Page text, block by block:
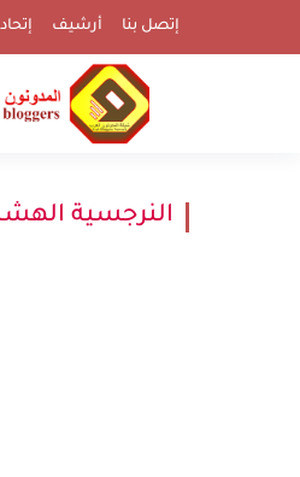
إتصل بنا أرشيف
النرجسية